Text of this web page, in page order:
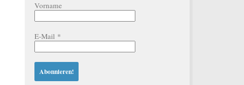
Vorname
E-Mail *